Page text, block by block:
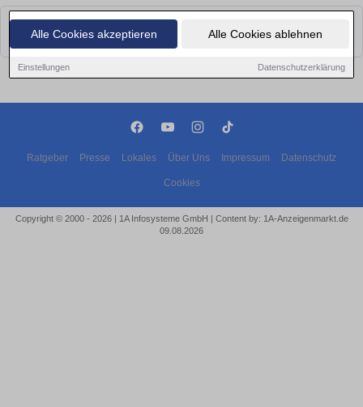
Alle Cookies akzeptieren Alle Cookies ablehnen
Einstellungen Datenschutzerklärung
Leider konnten wir derzeit keine passenden Objekte finden. Schauen Sie
bald wieder vorbei!
Ratgeber Presse Lokales Über Uns Impressum Datenschutz
Cookies
Copyright © 2000 - 2026 | 1A Infosysteme GmbH | Content by: 1A-Anzeigenmarkt.de
09.08.2026